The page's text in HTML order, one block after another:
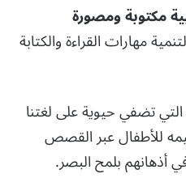
مكتوبة ومصورة
مهارات القراءة والكتابة
تضفي حيوية على لغتنا
للأطفال عبر القصص
بلمح البصر.